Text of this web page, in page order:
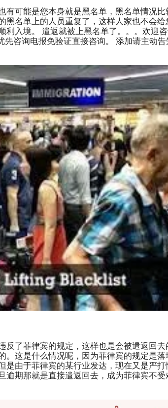
有可能是您本身就是黑名单，黑名单情况
名单上的人员重复了，这样人家也不会给
入境。 遣返就被上黑名单了。。。欢迎
先咨询电报免验证直接咨询。 添加请主动
反了菲律宾的规定，这样也是会被遣返回
这是什么情况呢，因为菲律宾的规定是落
是由于菲律宾的某行业发达，现在又是严
逾期那就是直接遣返回去，成为菲律宾不受